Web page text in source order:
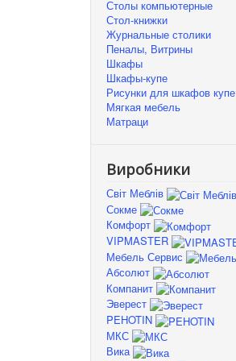
Столы компьютерные
Стол-книжки
Журнальные столики
Пеналы, Витрины
Шкафы
Шкафы-купе
Рисунки для шкафов купе
Мягкая мебель
Матраци
Виробники
Світ Меблів
Сокме
Комфорт
VIPMASTER
Мебель Сервис
Абсолют
Компанит
Эверест
PEHOTIN
МКС
Вика